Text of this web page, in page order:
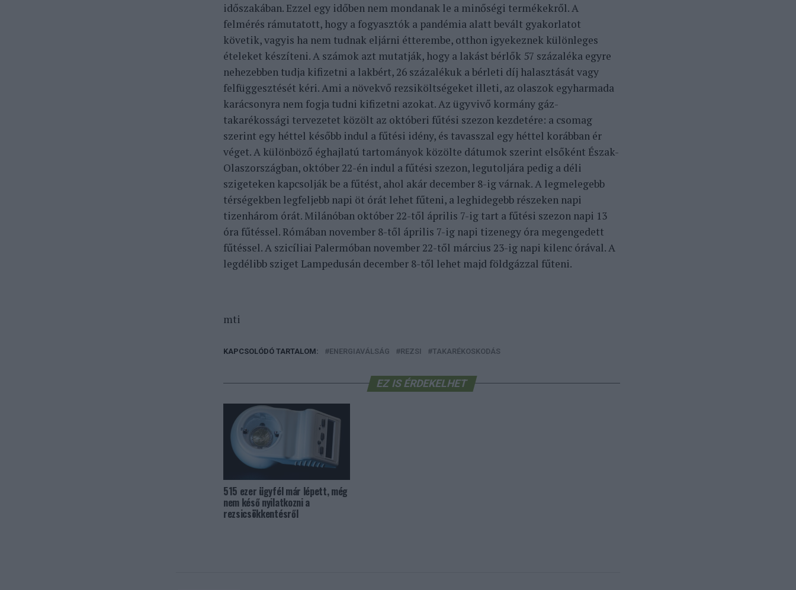
időszakában. Ezzel egy időben nem mondanak le a minőségi termékekről. A
felmérés rámutatott, hogy a fogyasztók a pandémia alatt bevált gyakorlatot
követik, vagyis ha nem tudnak eljárni étterembe, otthon igyekeznek különleges
ételeket készíteni. A számok azt mutatják, hogy a lakást bérlők 57 százaléka egyre
nehezebben tudja kifizetni a lakbért, 26 százalékuk a bérleti díj halasztását vagy
felfüggesztését kéri. Ami a növekvő rezsiköltségeket illeti, az olaszok egyharmada
karácsonyra nem fogja tudni kifizetni azokat. Az ügyvivő kormány gáz-
takarékossági tervezetet közölt az októberi fűtési szezon kezdetére: a csomag
szerint egy héttel később indul a fűtési idény, és tavasszal egy héttel korábban ér
véget.A különböző éghajlatú tartományok közölte dátumok szerint elsőként Észak-
Olaszországban, október 22-én indul a fűtési szezon, legutoljára pedig a déli
szigeteken kapcsolják be a fűtést, ahol akár december 8-ig várnak. A legmelegebb
térségekben legfeljebb napi öt órát lehet fűteni, a leghidegebb részeken napi
tizenhárom órát. Milánóban október 22-től április 7-ig tart a fűtési szezon napi 13
óra fűtéssel. Rómában november 8-től április 7-ig napi tizenegy óra megengedett
fűtéssel. A szicíliai Palermóban november 22-től március 23-ig napi kilenc órával. A
legdélibb sziget Lampedusán december 8-től lehet majd földgázzal fűteni.
mti
KAPCSOLÓDÓ TARTALOM: ENERGIAVÁLSÁG REZSI TAKARÉKOSKODÁS
EZ IS ÉRDEKELHET
515 ezer ügyfél már lépett, még
nem késő nyilatkozni a
rezsicsökkentésről